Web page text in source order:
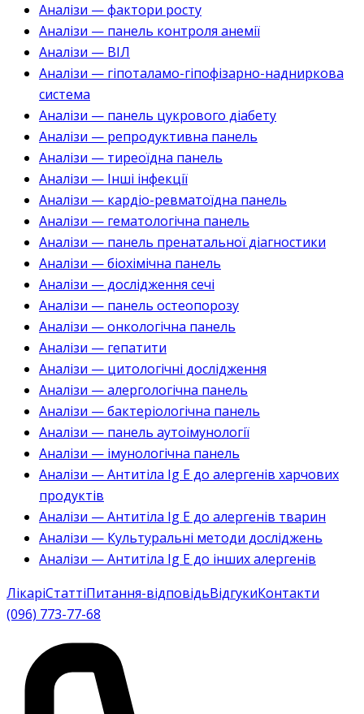
Аналізи — фактори росту
Аналізи — панель контроля анемії
Аналізи — ВІЛ
Аналізи — гіпоталамо-гіпофізарно-надниркова
система
Аналізи — панель цукрового діабету
Аналізи — репродуктивна панель
Аналізи — тиреоїдна панель
Аналізи — Інші інфекції
Аналізи — кардіо-ревматоїдна панель
Аналізи — гематологічна панель
Аналізи — панель пренатальної діагностики
Аналізи — біохімічна панель
Аналізи — дослідження сечі
Аналізи — панель остеопорозу
Аналізи — онкологічна панель
Аналізи — гепатити
Аналізи — цитологічні дослідження
Аналізи — алергологічна панель
Аналізи — бактеріологічна панель
Аналізи — панель аутоімунології
Аналізи — імунологічна панель
Аналізи — Антитіла Ig E до алергенів харчових
продуктів
Аналізи — Антитіла Ig E до алергенів тварин
Аналізи — Культуральні методи досліджень
Аналізи — Антитіла Ig E до інших алергенів
ЛікаріСтаттіПитання-відповідьВідгукиКонтакти
(096) 773-77-68